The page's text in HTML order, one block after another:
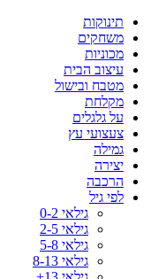
תינוקות
משחקים
מכוניות
עיצוב הבית
מטבח ובישול
מקלחת
על גלגלים
צעצועי עץ
גמילה
יצירה
הרכבה
לפי גיל
גילאי 0-2
גילאי 2-5
גילאי 5-8
גילאי 8-13